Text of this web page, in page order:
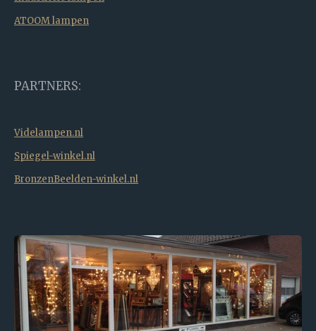
ATOOM lampen
PARTNERS:
Videlampen.nl
Spiegel-winkel.nl
BronzenBeelden-winkel.nl